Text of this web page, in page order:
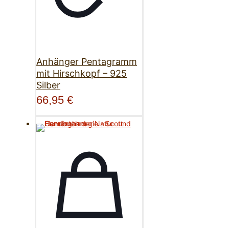
Anhänger Pentagramm
mit Hirschkopf – 925
Silber
66,95 €